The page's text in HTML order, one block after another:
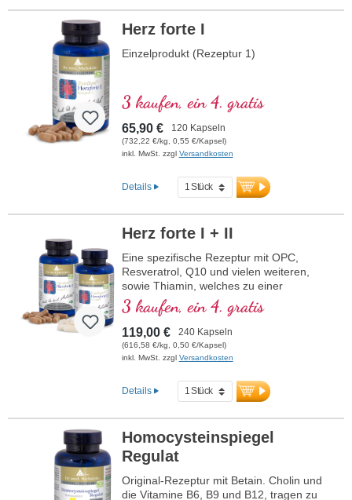
Herz forte I
Einzelprodukt (Rezeptur 1)
3 kaufen, ein 4. gratis
65,90 € 120 Kapseln
(732,22 €/kg, 0,55 €/Kapsel)
inkl. MwSt. zzgl Versandkosten
Details
Herz forte I + II
Eine spezifische Rezeptur mit OPC,
Resveratrol, Q10 und vielen weiteren,
sowie Thiamin, welches zu einer
normalen Herzfunktion beiträgt. (Rezeptur
1 und Rezeptur 2)
3 kaufen, ein 4. gratis
119,00 € 240 Kapseln
(616,58 €/kg, 0,50 €/Kapsel)
inkl. MwSt. zzgl Versandkosten
Details
Homocysteinspiegel
Regulat
Original-Rezeptur mit Betain. Cholin und
die Vitamine B6, B9 und B12, tragen zu